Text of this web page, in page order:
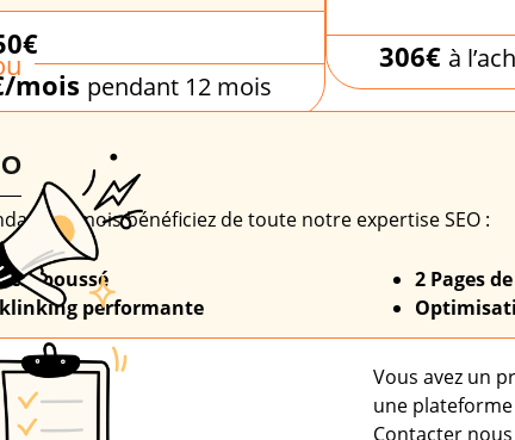
mois pendant 12 mois
306€ à
12 mois bénéficiez de toute notre expertise SEO :
clé poussé
performante
2 Pages
Vous avez un
une
Contacter